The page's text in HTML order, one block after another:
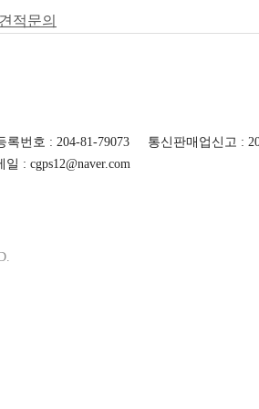
견적문의
록번호 : 204-81-79073 통신판매업신고 :
일 : cgps12@naver.com